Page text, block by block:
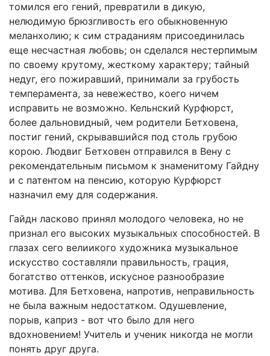
томился его гений, превратили в дикую,
нелюдимую брюзгливость его обыкновенную
меланхолию; к сим страданиям присоединилась
еще несчастная любовь; он сделался нестерпимым
по своему крутому, жесткому характеру; тайный
недуг, его пожиравший, принимали за грубость
темперамента, за невежество, коего ничем
исправить не возможно. Кельнский Курфюрст,
более дальновидный, чем родители Бетховена,
постиг гений, скрывавшийся под столь грубою
корою. Людвиг Бетховен отправился в Вену с
рекомендательным письмом к знаменитому Гайдну
и с патентом на пенсию, которую Курфюрст
назначил ему для содержания.
Гайдн ласково принял молодого человека, но не
признал его высоких музыкальных способностей. В
глазах сего велиикого художника музыкальное
искусство составляли правильность, грация,
богатство оттенков, искусное разнообразие
мотива. Для Бетховена, напротив, неправильность
не была важным недостатком. Одушевление,
порыв, каприз - вот что было для него
вдохновением! Учитель и ученик никогда не могли
понять друг друга.